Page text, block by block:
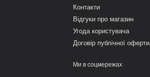
Контакти
Відгуки про магазин
Угода користувача
Договір публічної оферти
Ми в соцмережах